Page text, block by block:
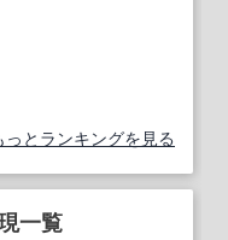
っとランキングを見る
一覧